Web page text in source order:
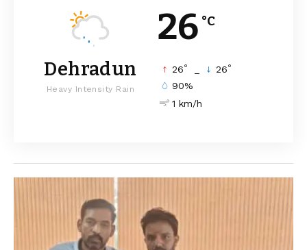
26 °C
Dehradun
Heavy Intensity Rain
26° 26°
90%
1 km/h